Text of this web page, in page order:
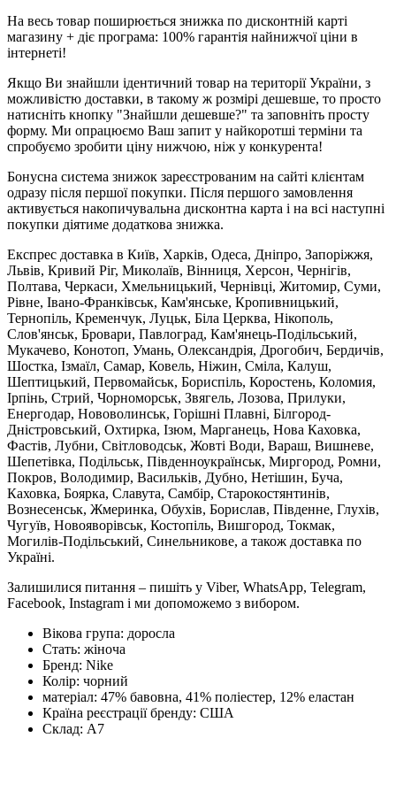
На весь товар поширюється знижка по дисконтній карті
магазину + діє програма: 100% гарантія найнижчої ціни в
інтернеті!
Якщо Ви знайшли ідентичний товар на території України, з
можливістю доставки, в такому ж розмірі дешевше, то просто
натисніть кнопку "Знайшли дешевше?" та заповніть просту
форму. Ми опрацюємо Ваш запит у найкоротші терміни та
спробуємо зробити ціну нижчою, ніж у конкурента!
Бонусна система знижок зареєстрованим на сайті клієнтам
одразу після першої покупки. Після першого замовлення
активується накопичувальна дисконтна карта і на всі наступні
покупки діятиме додаткова знижка.
Експрес доставка в Київ, Харків, Одеса, Дніпро, Запоріжжя,
Львів, Кривий Ріг, Миколаїв, Вінниця, Херсон, Чернігів,
Полтава, Черкаси, Хмельницький, Чернівці, Житомир, Суми,
Рівне, Івано-Франківськ, Кам'янське, Кропивницький,
Тернопіль, Кременчук, Луцьк, Біла Церква, Нікополь,
Слов'янськ, Бровари, Павлоград, Кам'янець-Подільський,
Мукачево, Конотоп, Умань, Олександрія, Дрогобич, Бердичів,
Шостка, Ізмаїл, Самар, Ковель, Ніжин, Сміла, Калуш,
Шептицький, Первомайськ, Бориспіль, Коростень, Коломия,
Ірпінь, Стрий, Чорноморськ, Звягель, Лозова, Прилуки,
Енергодар, Нововолинськ, Горішні Плавні, Білгород-
Дністровський, Охтирка, Ізюм, Марганець, Нова Каховка,
Фастів, Лубни, Світловодськ, Жовті Води, Вараш, Вишневе,
Шепетівка, Подільськ, Південноукраїнськ, Миргород, Ромни,
Покров, Володимир, Васильків, Дубно, Нетішин, Буча,
Каховка, Боярка, Славута, Самбір, Старокостянтинів,
Вознесенськ, Жмеринка, Обухів, Борислав, Південне, Глухів,
Чугуїв, Новояворівськ, Костопіль, Вишгород, Токмак,
Могилів-Подільський, Синельникове, а також доставка по
Україні.
Залишилися питання – пишіть у Viber, WhatsApp, Telegram,
Facebook, Instagram і ми допоможемо з вибором.
Вікова група: доросла
Стать: жіноча
Бренд: Nike
Колір: чорний
матеріал: 47% бавовна, 41% поліестер, 12% еластан
Країна реєстрації бренду: США
Склад: А7